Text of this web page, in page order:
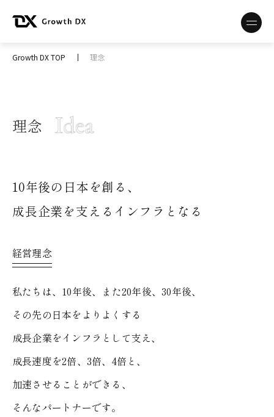
Growth DX TOP 理念
理念
10年後の日本を創る、
成長企業を支えるインフラとなる
経営理念
私たちは、10年後、また20年後、30年後、
その先の日本をよりよくする
成長企業をインフラとして支え、
成長速度を2倍、3倍、4倍と、
加速させることができる、
そんなパートナーです。